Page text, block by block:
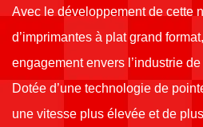
Avec le développement de cette
d’imprimantes à plat grand
engagement envers l’industrie
Dotée d’une technologie de
une vitesse plus élevée et de